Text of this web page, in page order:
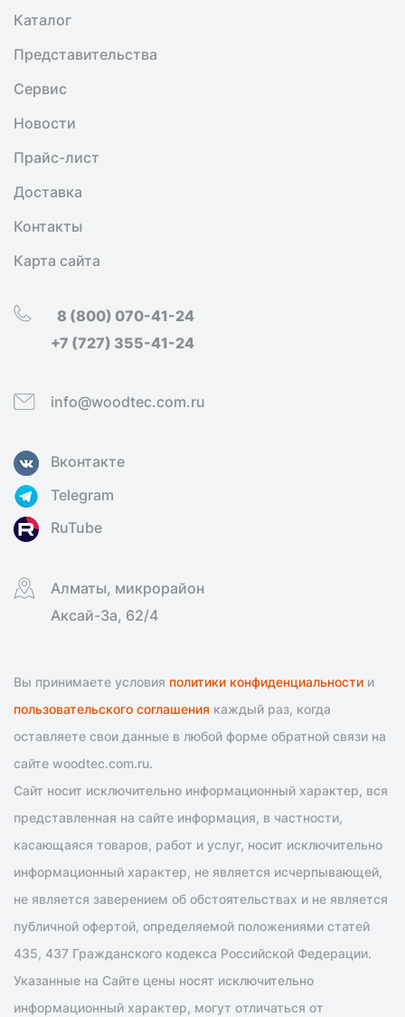
Каталог
Представительства
Сервис
Новости
Прайс-лист
Доставка
Контакты
Карта сайта
8 (800) 070-41-24
+7 (727) 355-41-24
info@woodtec.com.ru
Вконтакте
Telegram
RuTube
Алматы, микрорайон
Аксай-3а, 62/4
Вы принимаете условия политики конфиденциальности и
пользовательского соглашения каждый раз, когда
оставляете свои данные в любой форме обратной связи на
сайте woodtec.com.ru.
Сайт носит исключительно информационный характер, вся
представленная на сайте информация, в частности,
касающаяся товаров, работ и услуг, носит исключительно
информационный характер, не является исчерпывающей,
не является заверением об обстоятельствах и не является
публичной офертой, определяемой положениями статей
435, 437 Гражданского кодекса Российской Федерации.
Указанные на Сайте цены носят исключительно
информационный характер, могут отличаться от